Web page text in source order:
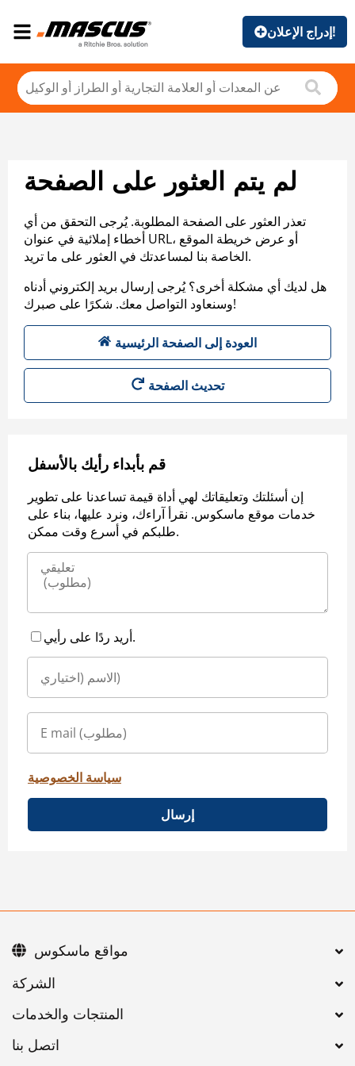
إدراج الإعلان!
لم يتم العثور على الصفحة
تعذر العثور على الصفحة المطلوبة. يُرجى التحقق من أي
أخطاء إملائية في عنوان URL، أو عرض خريطة الموقع
الخاصة بنا لمساعدتك في العثور على ما تريد.
هل لديك أي مشكلة أخرى؟ يُرجى إرسال بريد إلكتروني أدناه
وسنعاود التواصل معك. شكرًا على صبرك!
العودة إلى الصفحة الرئيسية
تحديث الصفحة
قم بأبداء رأيك بالأسفل
إن أسئلتك وتعليقاتك لهي أداة قيمة تساعدنا على تطوير
خدمات موقع ماسكوس. نقرأ آراءك، ونرد عليها، بناء على
طلبكم في أسرع وقت ممكن.
أريد ردًا على رأيي.
سياسة الخصوصية
إرسال
اتصل بنا
مواقع ماسكوس